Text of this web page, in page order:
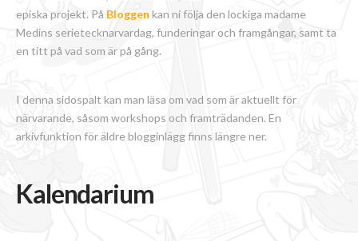
episka projekt. På Bloggen kan ni följa den lockiga madame
Medins serietecknarvardag, funderingar och framgångar, samt ta
en titt på vad som är på gång.
I denna sidospalt kan man läsa om vad som är aktuellt för
närvarande, såsom workshops och framträdanden. En
arkivfunktion för äldre blogginlägg finns längre ner.
Kalendarium